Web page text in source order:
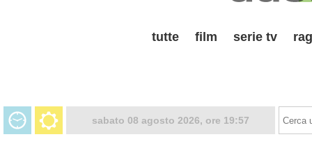
tutte film serie tv
sabato 08 agosto 2026, ore 19:57